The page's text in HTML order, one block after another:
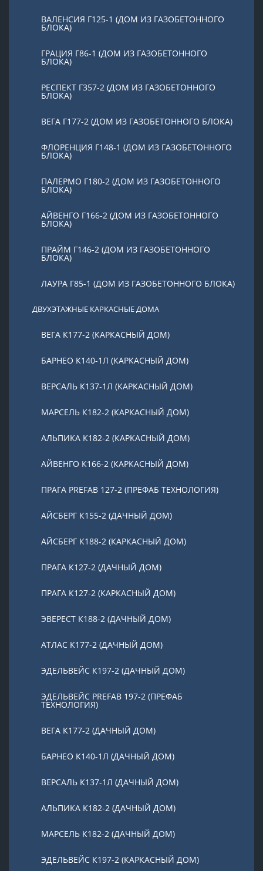
ВАЛЕНСИЯ Г125-1 (ДОМ ИЗ ГАЗОБЕТОННОГО
БЛОКА)
ГРАЦИЯ Г86-1 (ДОМ ИЗ ГАЗОБЕТОННОГО
БЛОКА)
РЕСПЕКТ Г357-2 (ДОМ ИЗ ГАЗОБЕТОННОГО
БЛОКА)
ВЕГА Г177-2 (ДОМ ИЗ ГАЗОБЕТОННОГО БЛОКА)
ФЛОРЕНЦИЯ Г148-1 (ДОМ ИЗ ГАЗОБЕТОННОГО
БЛОКА)
ПАЛЕРМО Г180-2 (ДОМ ИЗ ГАЗОБЕТОННОГО
БЛОКА)
АЙВЕНГО Г166-2 (ДОМ ИЗ ГАЗОБЕТОННОГО
БЛОКА)
ПРАЙМ Г146-2 (ДОМ ИЗ ГАЗОБЕТОННОГО
БЛОКА)
ЛАУРА Г85-1 (ДОМ ИЗ ГАЗОБЕТОННОГО БЛОКА)
ДВУХЭТАЖНЫЕ КАРКАСНЫЕ ДОМА
ВЕГА К177-2 (КАРКАСНЫЙ ДОМ)
БАРНЕО К140-1Л (КАРКАСНЫЙ ДОМ)
ВЕРСАЛЬ К137-1Л (КАРКАСНЫЙ ДОМ)
МАРСЕЛЬ К182-2 (КАРКАСНЫЙ ДОМ)
АЛЬПИКА К182-2 (КАРКАСНЫЙ ДОМ)
АЙВЕНГО К166-2 (КАРКАСНЫЙ ДОМ)
ПРАГА PREFAB 127-2 (ПРЕФАБ ТЕХНОЛОГИЯ)
АЙСБЕРГ К155-2 (ДАЧНЫЙ ДОМ)
АЙСБЕРГ К188-2 (КАРКАСНЫЙ ДОМ)
ПРАГА К127-2 (ДАЧНЫЙ ДОМ)
ПРАГА К127-2 (КАРКАСНЫЙ ДОМ)
ЭВЕРЕСТ К188-2 (ДАЧНЫЙ ДОМ)
АТЛАС К177-2 (ДАЧНЫЙ ДОМ)
ЭДЕЛЬВЕЙС К197-2 (ДАЧНЫЙ ДОМ)
ЭДЕЛЬВЕЙС PREFAB 197-2 (ПРЕФАБ
ТЕХНОЛОГИЯ)
ВЕГА К177-2 (ДАЧНЫЙ ДОМ)
БАРНЕО К140-1Л (ДАЧНЫЙ ДОМ)
ВЕРСАЛЬ К137-1Л (ДАЧНЫЙ ДОМ)
АЛЬПИКА К182-2 (ДАЧНЫЙ ДОМ)
МАРСЕЛЬ К182-2 (ДАЧНЫЙ ДОМ)
ЭДЕЛЬВЕЙС К197-2 (КАРКАСНЫЙ ДОМ)